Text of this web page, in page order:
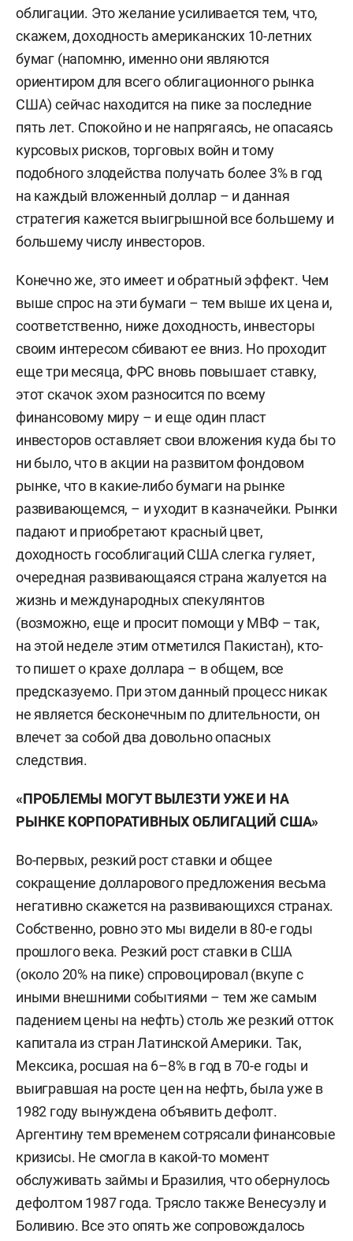
облигации. Это желание усиливается тем, что,
скажем, доходность американских 10-летних
бумаг (напомню, именно они являются
ориентиром для всего облигационного рынка
США) сейчас находится на пике за последние
пять лет. Спокойно и не напрягаясь, не опасаясь
курсовых рисков, торговых войн и тому
подобного злодейства получать более 3% в год
на каждый вложенный доллар – и данная
стратегия кажется выигрышной все большему и
большему числу инвесторов.
Конечно же, это имеет и обратный эффект. Чем
выше спрос на эти бумаги – тем выше их цена и,
соответственно, ниже доходность, инвесторы
своим интересом сбивают ее вниз. Но проходит
еще три месяца, ФРС вновь повышает ставку,
этот скачок эхом разносится по всему
финансовому миру – и еще один пласт
инвесторов оставляет свои вложения куда бы то
ни было, что в акции на развитом фондовом
рынке, что в какие-либо бумаги на рынке
развивающемся, – и уходит в казначейки. Рынки
падают и приобретают красный цвет,
доходность гособлигаций США слегка гуляет,
очередная развивающаяся страна жалуется на
жизнь и международных спекулянтов
(возможно, еще и просит помощи у МВФ – так,
на этой неделе этим отметился Пакистан), кто-
то пишет о крахе доллара – в общем, все
предсказуемо. При этом данный процесс никак
не является бесконечным по длительности, он
влечет за собой два довольно опасных
следствия.
«ПРОБЛЕМЫ МОГУТ ВЫЛЕЗТИ УЖЕ И НА
РЫНКЕ КОРПОРАТИВНЫХ ОБЛИГАЦИЙ США»
Во-первых, резкий рост ставки и общее
сокращение долларового предложения весьма
негативно скажется на развивающихся странах.
Собственно, ровно это мы видели в 80-е годы
прошлого века. Резкий рост ставки в США
(около 20% на пике) спровоцировал (вкупе с
иными внешними событиями – тем же самым
падением цены на нефть) столь же резкий отток
капитала из стран Латинской Америки. Так,
Мексика, росшая на 6–8% в год в 70-е годы и
выигравшая на росте цен на нефть, была уже в
1982 году вынуждена объявить дефолт.
Аргентину тем временем сотрясали финансовые
кризисы. Не смогла в какой-то момент
обслуживать займы и Бразилия, что обернулось
дефолтом 1987 года. Трясло также Венесуэлу и
Боливию. Все это опять же сопровождалось